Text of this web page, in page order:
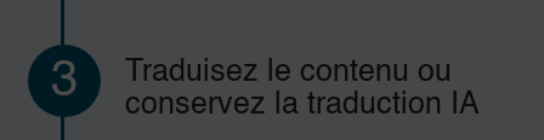
3
Traduisez le contenu ou
conservez la traduction IA